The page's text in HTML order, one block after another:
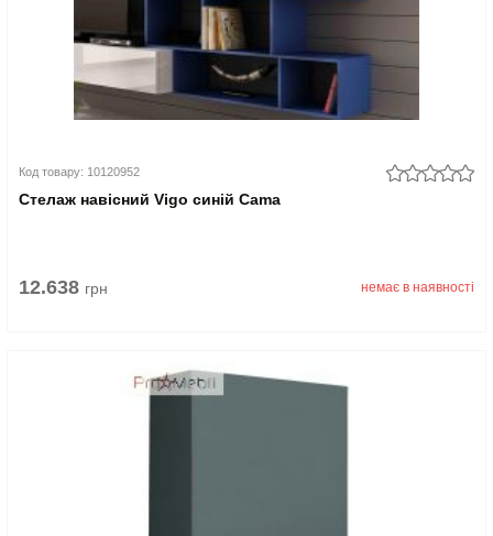
Код товару: 10120952
Стелаж навісний Vigo синій Cama
12.638 грн немає в наявності